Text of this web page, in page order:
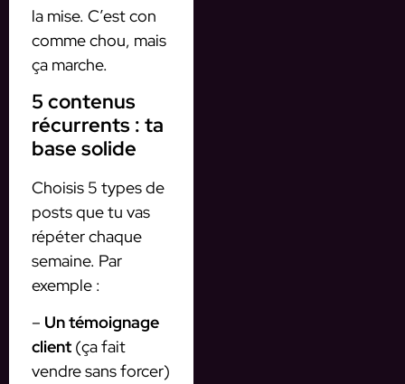
la mise. C’est con
comme chou, mais
ça marche.
5 contenus
récurrents : ta
base solide
Choisis 5 types de
posts que tu vas
répéter chaque
semaine. Par
exemple :
– Un témoignage
client (ça fait
vendre sans forcer)